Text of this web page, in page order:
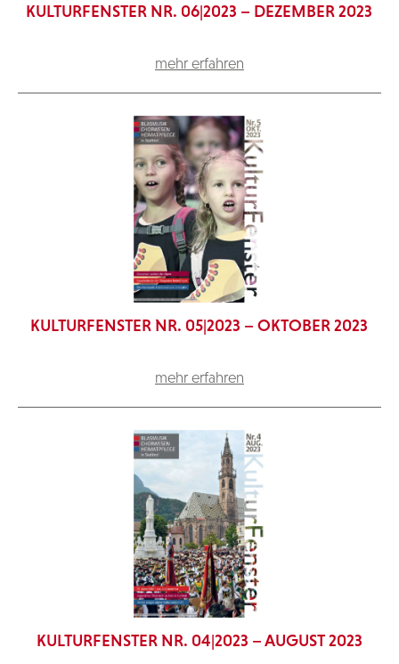
KULTURFENSTER NR. 06|2023 – DEZEMBER 2023
mehr erfahren
KULTURFENSTER NR. 05|2023 – OKTOBER 2023
mehr erfahren
KULTURFENSTER NR. 04|2023 – AUGUST 2023